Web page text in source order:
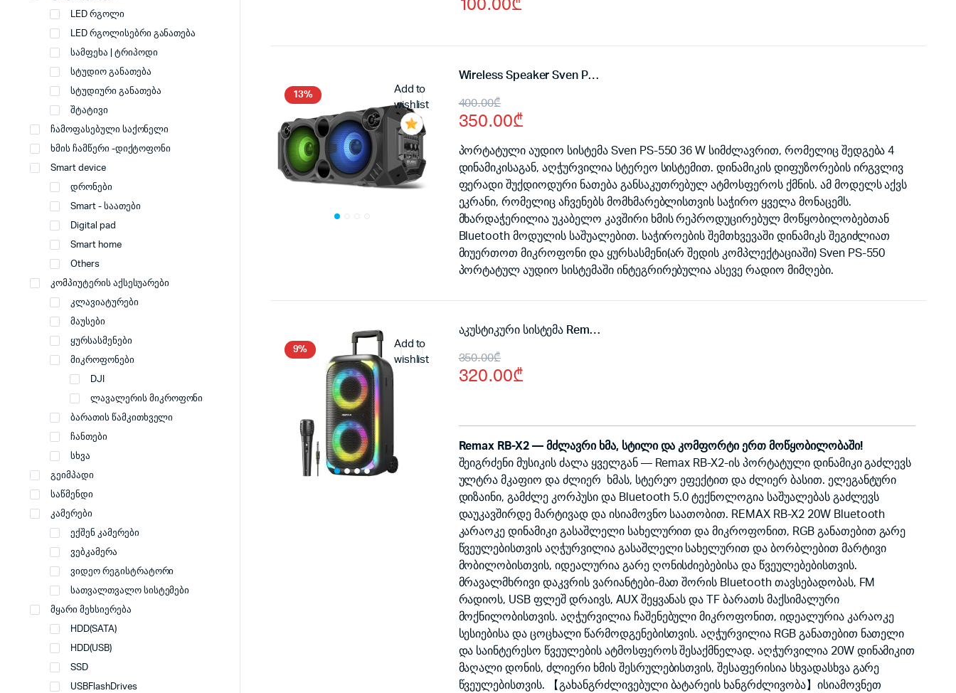
price
price
13%
Add to
wishlist
Wireless Speaker Sven PS-550
400.00₾
Original
price
was:
400.00₾.
350.00₾
Current
price
is:
350.00₾.
პორტატული აუდიო სისტემა Sven PS-550 36 W სიმძლავრით, რომელიც შედგება 4
დინამიკისაგან, აღჭურვილია სტერეო სისტემით. დინამიკის დიფუზორების ირგვლივ
ფერადი შუქდიოდური ნათება განსაკუთრებულ ატმოსფეროს ქმნის. ამ მოდელს აქვს
ეკრანი, რომელიც აჩვენებს მომხმარებლისთვის საჭირო ყველა მონაცემს.
მხარდაჭერილია უკაბელო კავშირი ხმის რეპროდუცირებულ მოწყობილობებთან
Bluetooth მოდულის საშუალებით. საჭიროების შემთხვევაში დინამიკს შეგიძლიათ
მიუერთოთ მიკროფონი და ყურსასმენი(არ შედის კომპლექტაციაში) Sven PS-550
პორტატულ აუდიო სისტემაში ინტეგრირებულია ასევე რადიო მიმღები.
9%
Add to
wishlist
აკუსტიკური სისტემა Remax RB-X2
350.00₾
Original
price
350.00₾.
320.00₾
Current
price
320.00₾.
Remax RB-X2 — მძლავრი ხმა, სტილი და კომფორტი ერთ მოწყობილობაში!
შეიგრძენი მუსიკის ძალა ყველგან — Remax RB-X2-ის პორტატული დინამიკი გაძლევს
ულტრა მკაფიო და ძლიერ ხმას, სტერეო ეფექტით და ძლიერ ბასით. ელეგანტური
დიზაინი, გამძლე კორპუსი და Bluetooth 5.0 ტექნოლოგია საშუალებას გაძლევს
დაუკავშირდე მარტივად და ისიამოვნო საათობით. REMAX RB-X2 20W Bluetooth
კარაოკე დინამიკი გასაშლელი სახელურით და მიკროფონით, RGB განათებით გარე
წვეულებისთვის აღჭურვილია გასაშლელი სახელურით და ბორბლებით მარტივი
მობილობისთვის, იდეალურია გარე ღონისძიებებისა და წვეულებებისთვის.
მრავალმხრივი დაკვრის ვარიანტები-მათ შორის Bluetooth თავსებადობას, FM
რადიოს, USB ფლეშ დრაივს, AUX შეყვანას და TF ბარათს მაქსიმალური
მოქნილობისთვის. აღჭურვილია ჩაშენებული მიკროფონით, იდეალურია კარაოკე
სესიებისა და ცოცხალი წარმოდგენებისთვის. აღჭურვილია RGB განათებით ნათელი
და საინტერესო წვეულების ატმოსფეროს შესაქმნელად. აღჭურვილია 20W დინამიკით
მაღალი დონის, ძლიერი ხმის შესრულებისთვის, შესაფერისია სხვადასხვა გარე
წვეულებისთვის. 【გახანგრძლივებული ბატარეის ხანგრძლივობა】ისიამოვნეთ
LED რგოლი
LED რგოლისებრი განათება
სამფეხა | ტრიპოდი
სტუდიო განათება
სტუდიური განათება
შტატივი
ჩამოფასებული საქონელი
ხმის ჩამწერი -დიქტოფონი
Smart device
დრონები
Smart - საათები
Digital pad
Smart home
Others
კომპიუტერის აქსესუარები
კლავიატურები
მაუსები
ყურსასმენები
მიკროფონები
DJI
ლავალერის მიკროფონი
ბარათის წამკითხველი
ჩანთები
სხვა
გეიმპადი
საწმენდი
კამერები
ექშენ კამერები
ვებკამერა
ვიდეო რეგისტრატორი
სათვალთვალო სისტემები
მყარი მეხსიერება
HDD(SATA)
HDD(USB)
SSD
USBFlashDrives